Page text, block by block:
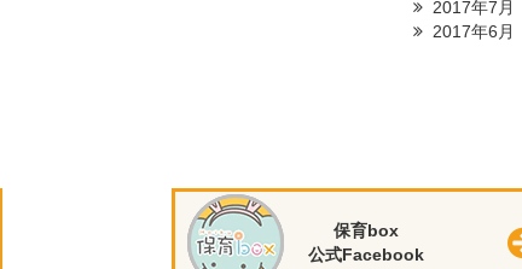
2017年7月
2017年6月
保育box
公式Facebook